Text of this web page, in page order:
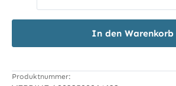
In den Warenkorb
Produktnummer: